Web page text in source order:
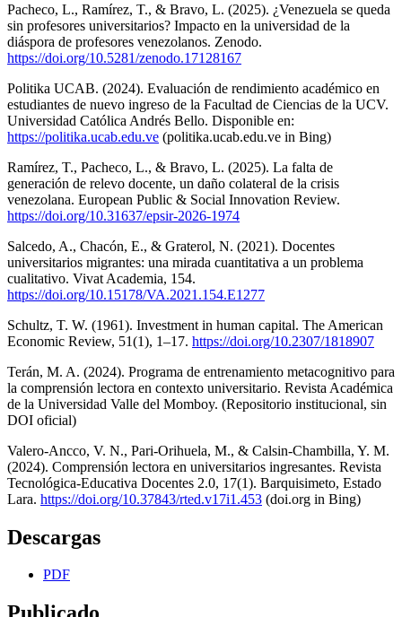
Pacheco, L., Ramírez, T., & Bravo, L. (2025). ¿Venezuela se queda
sin profesores universitarios? Impacto en la universidad de la
diáspora de profesores venezolanos. Zenodo.
https://doi.org/10.5281/zenodo.17128167
Politika UCAB. (2024). Evaluación de rendimiento académico en
estudiantes de nuevo ingreso de la Facultad de Ciencias de la UCV.
Universidad Católica Andrés Bello. Disponible en:
https://politika.ucab.edu.ve (politika.ucab.edu.ve in Bing)
Ramírez, T., Pacheco, L., & Bravo, L. (2025). La falta de
generación de relevo docente, un daño colateral de la crisis
venezolana. European Public & Social Innovation Review.
https://doi.org/10.31637/epsir-2026-1974
Salcedo, A., Chacón, E., & Graterol, N. (2021). Docentes
universitarios migrantes: una mirada cuantitativa a un problema
cualitativo. Vivat Academia, 154.
https://doi.org/10.15178/VA.2021.154.E1277
Schultz, T. W. (1961). Investment in human capital. The American
Economic Review, 51(1), 1–17. https://doi.org/10.2307/1818907
Terán, M. A. (2024). Programa de entrenamiento metacognitivo para
la comprensión lectora en contexto universitario. Revista Académica
de la Universidad Valle del Momboy. (Repositorio institucional, sin
DOI oficial)
Valero-Ancco, V. N., Pari-Orihuela, M., & Calsin-Chambilla, Y. M.
(2024). Comprensión lectora en universitarios ingresantes. Revista
Tecnológica-Educativa Docentes 2.0, 17(1). Barquisimeto, Estado
Lara. https://doi.org/10.37843/rted.v17i1.453 (doi.org in Bing)
Descargas
PDF